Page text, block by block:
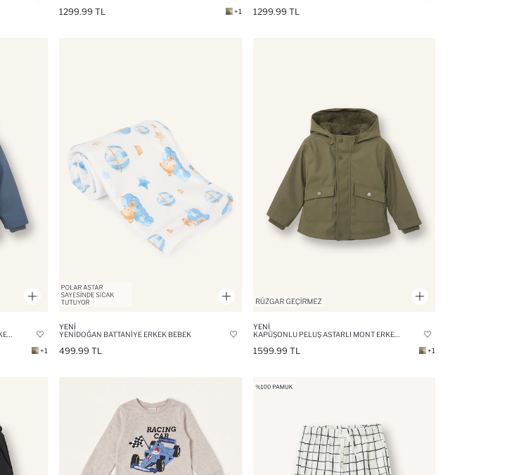
1299.99 TL +1 1299.99 TL
KAPÜŞONLU PELUŞ ASTARLI MONT ERKEK BEBEK
+1
YENI
YENIDOĞAN BATTANIYE ERKEK BEBEK
499.99 TL
YENI
KAPÜŞONLU PELUŞ ASTARLI MONT ERKEK BEBEK
1599.99 TL +1